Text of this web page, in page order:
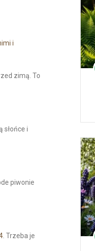
i
zimą. To
słońce i
piwonie
. Trzeba je